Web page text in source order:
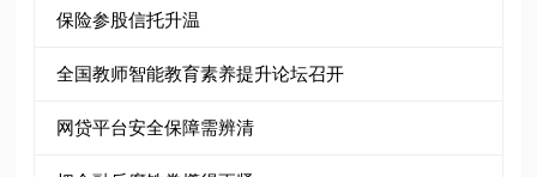
保险参股信托升温
全国教师智能教育素养提升论坛召开
网贷平台安全保障需辨清